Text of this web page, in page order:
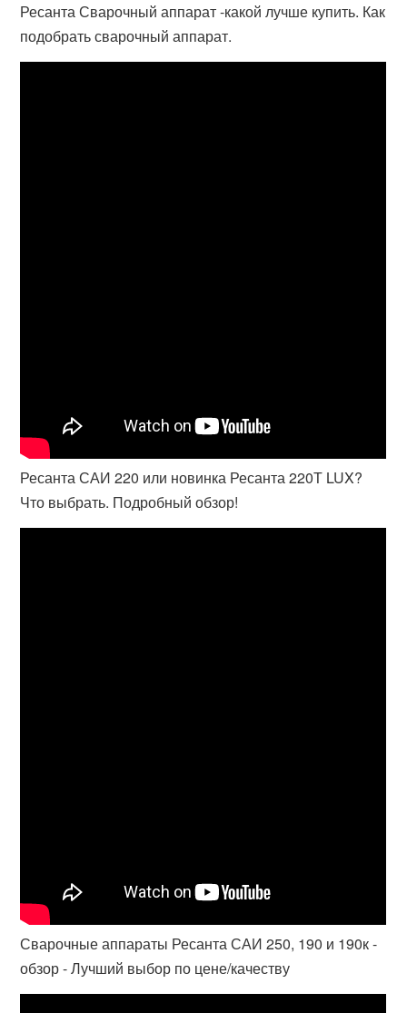
Ресанта Сварочный аппарат -какой лучше купить. Как
подобрать сварочный аппарат.
Ресанта САИ 220 или новинка Ресанта 220Т LUX?
Что выбрать. Подробный обзор!
Сварочные аппараты Ресанта САИ 250, 190 и 190к -
обзор - Лучший выбор по цене/качеству